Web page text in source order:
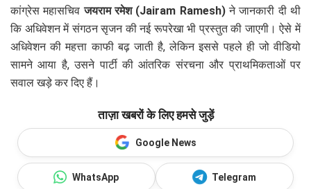
कांग्रेस महासचिवजयराम रमेश (Jairam Ramesh)ने जानकारी दी थी
कि अधिवेशन में संगठन सृजन की नई रूपरेखा भी प्रस्तुत की जाएगी। ऐसे में
अधिवेशन की महत्ता काफी बढ़ जाती है, लेकिन इससे पहले ही जो वीडियो
सामने आया है, उसने पार्टी की आंतरिक संरचना और प्राथमिकताओं पर
सवाल खड़े कर दिए हैं।
ताज़ा खबरों के लिए हमसे जुड़ें
Google News
WhatsApp Telegram